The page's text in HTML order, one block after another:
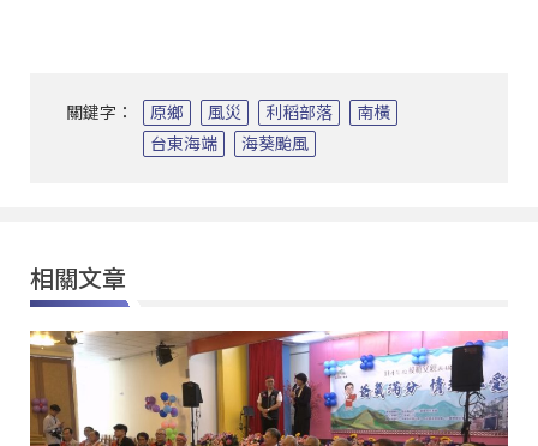
關鍵字： 原鄉 風災 利稻部落
南橫
台東海端
海葵颱風
相關文章